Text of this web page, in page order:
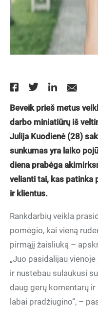
Beveik prieš metus
darbo miniatiūrų iš
Julija Kuodienė (28)
sunkumas yra laiko
diena prabėga
velianti tai, kas patinka
ir klientus.
Rankdarbių veikla
pomėgio, kai vieną
pirmąjį žaisliuką –
„Juo pasidalijau
ir nustebau sulaukusi
daug gerų komentarų ir
labai pradžiugino“, –